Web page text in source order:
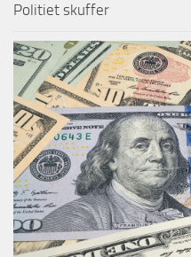
Politiet skuffer